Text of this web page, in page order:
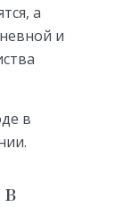
а
и
в